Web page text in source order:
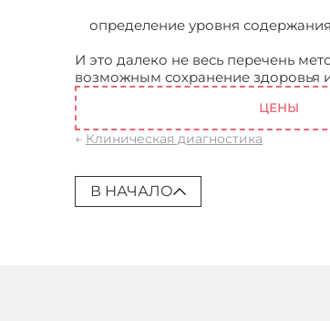
определение уровня
И это далеко не весь перечень
возможным сохранение здоровья
ЦЕНЫ
← Клиническая диагностика
В НАЧАЛО